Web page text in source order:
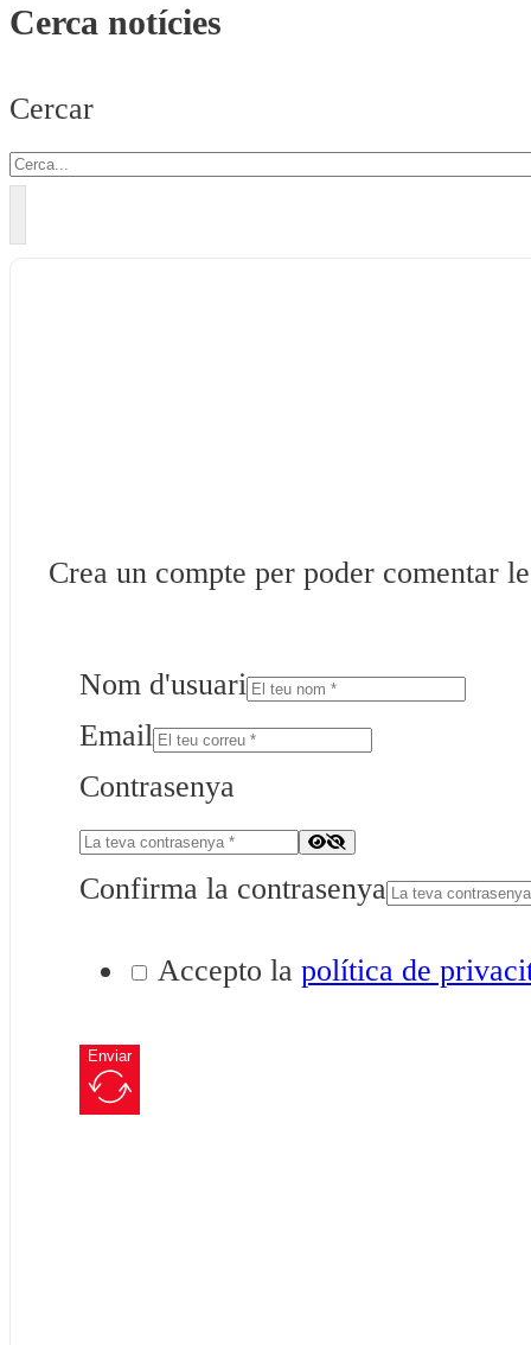
Cerca notícies
Cercar
Crea un compte per poder comentar
Nom d'usuari
Email
Contrasenya
Confirma la contrasenya
Accepto la política de
Enviar